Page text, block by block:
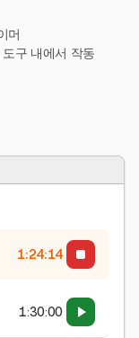
머
구 내에서 작동
1:24:15
1:30:00